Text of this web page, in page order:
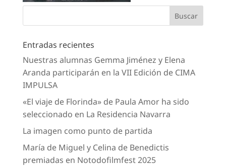
Entradas recientes
Nuestras alumnas Gemma Jiménez y Elena
Aranda participarán en la VII Edición de CIMA
IMPULSA
«El viaje de Florinda» de Paula Amor ha sido
seleccionado en La Residencia Navarra
La imagen como punto de partida
María de Miguel y Celina de Benedictis
premiadas en Notodofilmfest 2025